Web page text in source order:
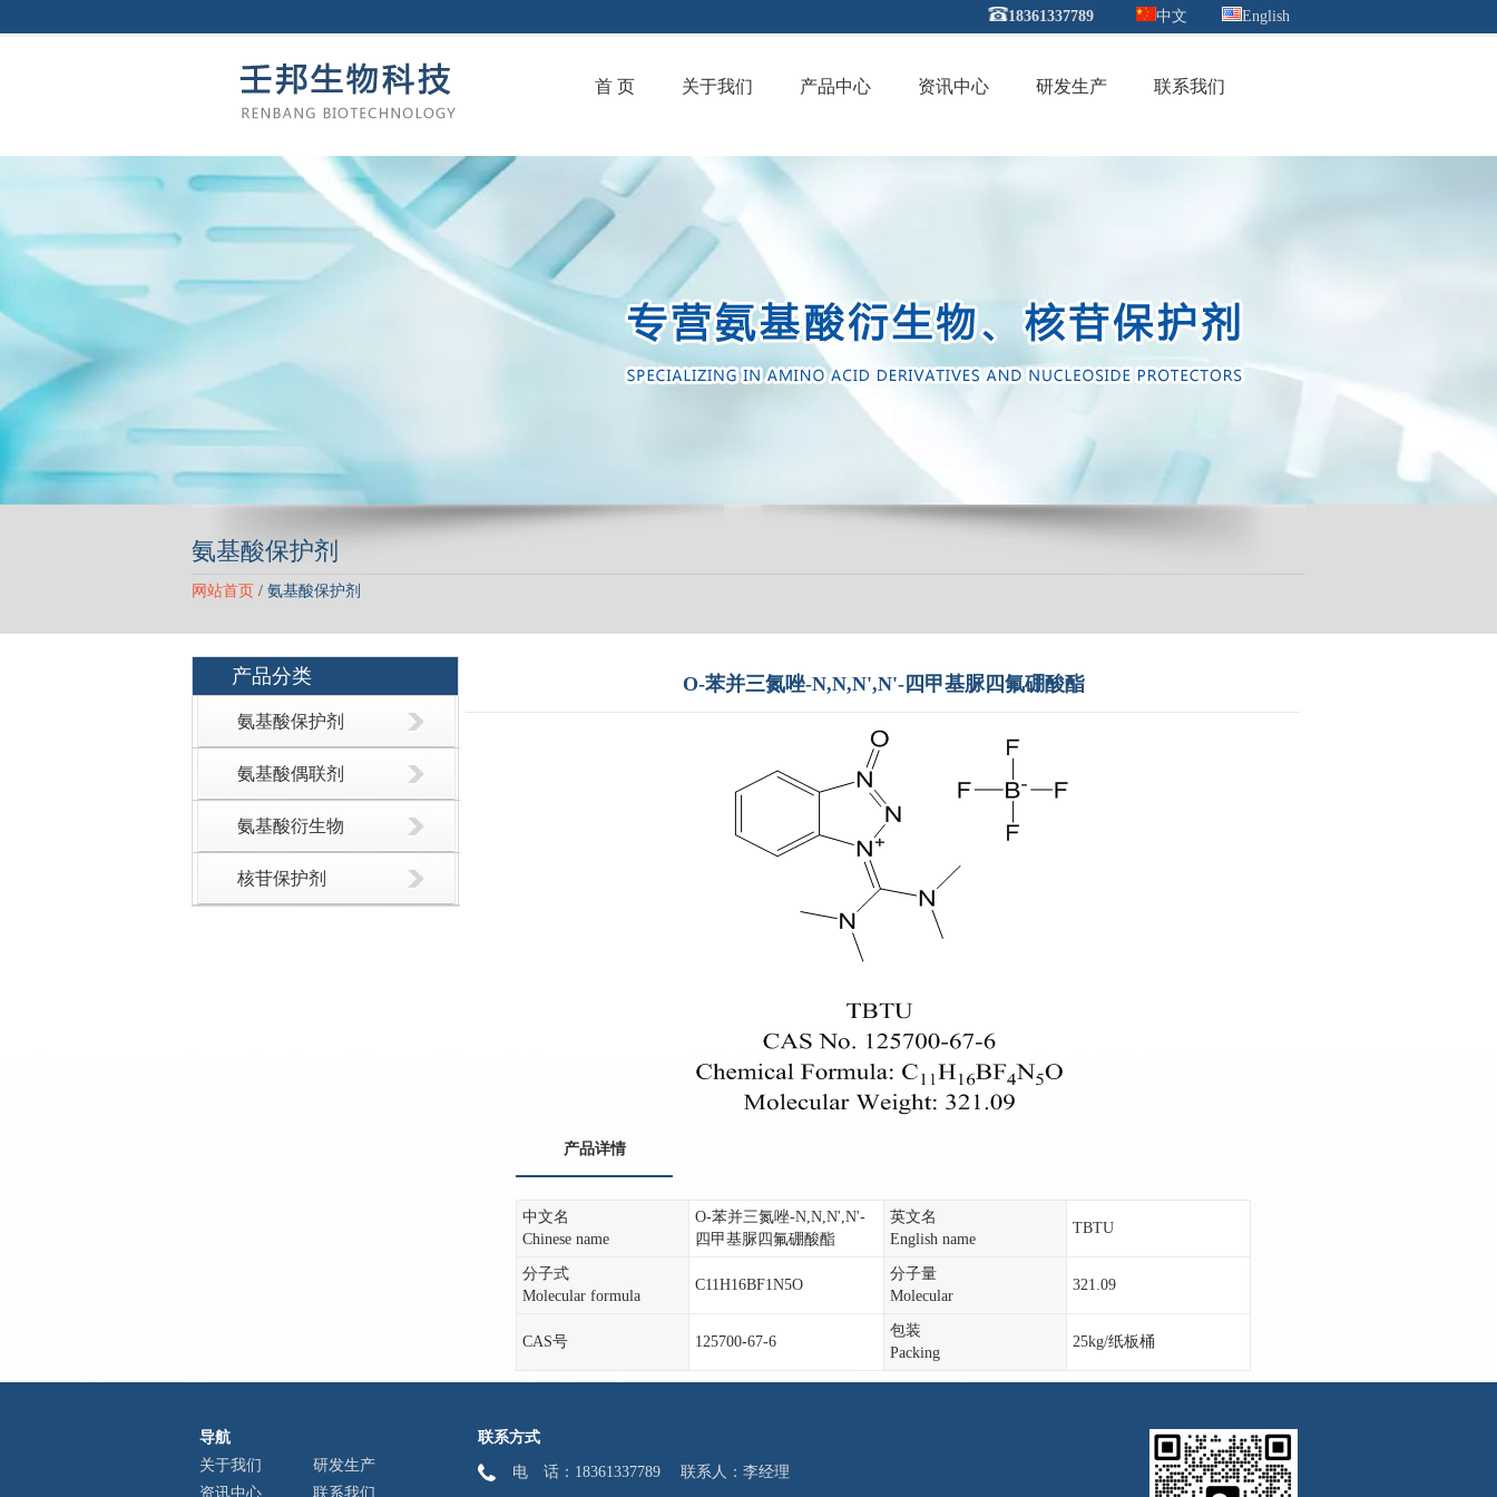
18361337789 中文 English
首 页 关于我们 产品中心 资讯中心 研发生产 联系我们
氨基酸保护剂
网站首页 / 氨基酸保护剂
产品分类
氨基酸保护剂
氨基酸偶联剂
氨基酸衍生物
核苷保护剂
O-苯并三氮唑-N,N,N',N'-四甲基脲四氟硼酸酯
产品详情
中文名
Chinese name
O-苯并三氮唑-N,N,N',N'-
四甲基脲四氟硼酸酯
英文名
English name
TBTU
分子式
Molecular formula
C11H16BF1N5O
分子量
Molecular
321.09
CAS号 125700-67-6
包装
Packing
25kg/纸板桶
导航
关于我们
研发生产
资讯中心
联系我们
联系方式
电 话：18361337789 联系人：李经理